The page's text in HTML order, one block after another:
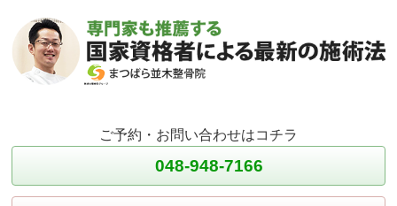
ご予約・お問い合わせはコチラ
048-948-7166